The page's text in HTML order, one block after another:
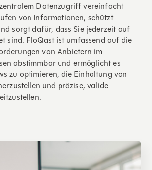
Datenzugriff vereinfacht
von Informationen, schützt
sorgt dafür, dass Sie jederzeit auf
sind. FloQast ist umfassend auf die
von Anbietern im
abstimmbar und ermöglicht es
zu optimieren, die Einhaltung von
und präzise, valide